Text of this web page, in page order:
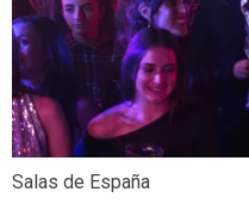
Salas de España